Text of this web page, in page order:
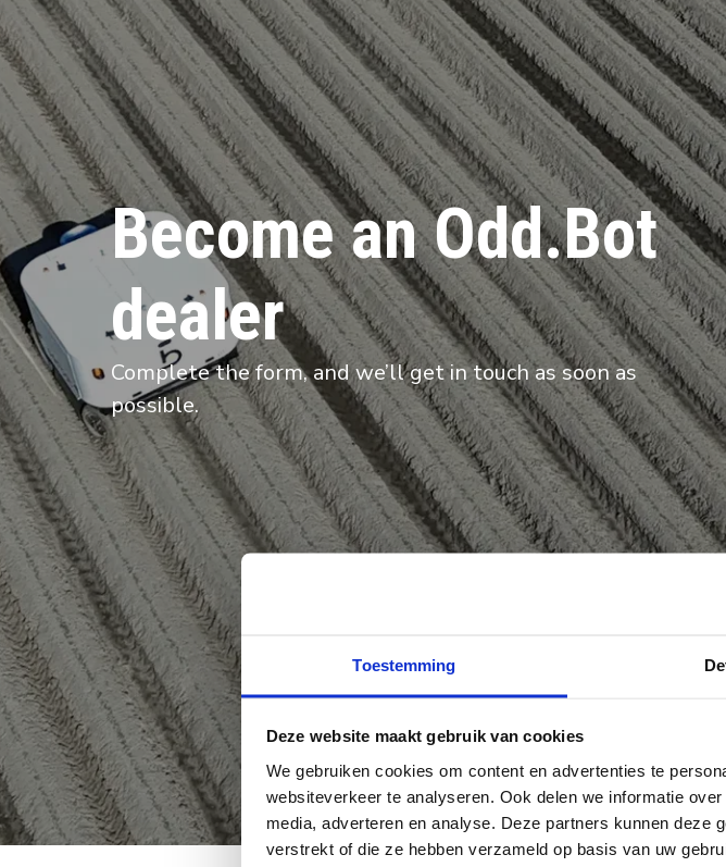
Toestemming
Deze website maakt gebruik van cookies
We gebruiken cookies om content en advertenties te
websiteverkeer te analyseren. Ook delen we informatie
media, adverteren en analyse. Deze partners kunnen deze
verstrekt of die ze hebben verzameld op basis van uw
Become an Odd.Bot
dealer
Complete the form, and we’ll get in touch as soon as
possible.